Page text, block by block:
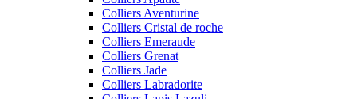
Colliers Aventurine
Colliers Cristal de roche
Colliers Emeraude
Colliers Grenat
Colliers Jade
Colliers Labradorite